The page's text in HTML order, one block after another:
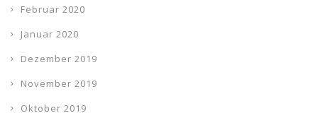
Februar 2020
Januar 2020
Dezember 2019
November 2019
Oktober 2019